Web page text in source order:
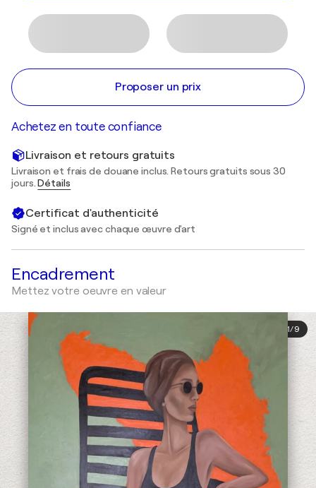
Proposer un prix
Achetez en toute confiance
Livraison et retours gratuits
Livraison et frais de douane inclus. Retours gratuits sous 30
jours.Détails
Certificat d'authenticité
Signé et inclus avec chaque œuvre d'art
Encadrement
Mettez votre oeuvre en valeur
1/9